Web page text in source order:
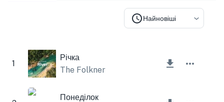
Найновіші
1
Річка
The Folkner
Понеділок